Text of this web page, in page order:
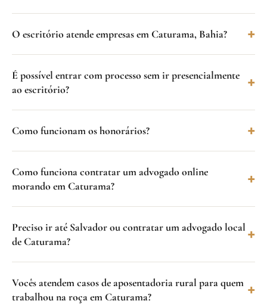
O escritório atende empresas em Caturama, Bahia?
É possível entrar com processo sem ir presencialmente
ao escritório?
Como funcionam os honorários?
Como funciona contratar um advogado online
morando em Caturama?
Preciso ir até Salvador ou contratar um advogado local
de Caturama?
Vocês atendem casos de aposentadoria rural para quem
trabalhou na roça em Caturama?